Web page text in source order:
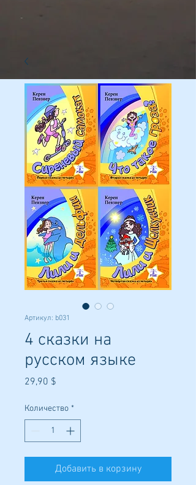
Артикул: b031
4 сказки на
русском языке
29,90 $
Количество *
Добавить в корзину